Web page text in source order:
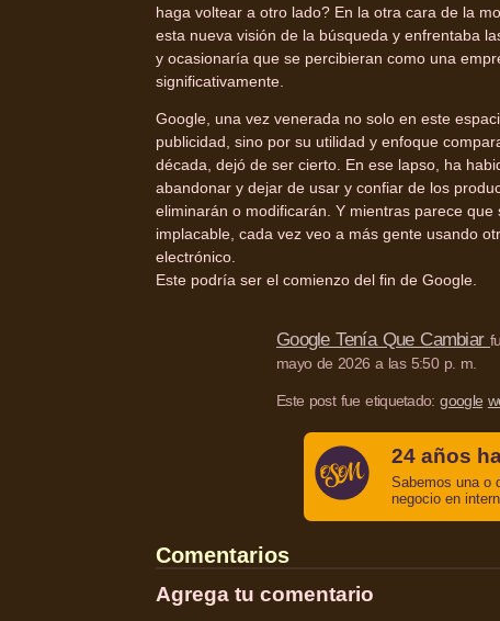
haga voltear a otro lado? En la otra cara de la
esta nueva visión de la búsqueda y enfrentaba
y ocasionaría que se percibieran como una
significativamente.
Google, una vez venerada no solo en este
publicidad, sino por su utilidad y enfoque
década, dejó de ser cierto. En ese lapso, ha
abandonar y dejar de usar y confiar de los
eliminarán o modificarán. Y mientras parece
implacable, cada vez veo a más gente usando
electrónico.
Este podría ser el comienzo del fin de Google.
Google Tenía Que Cambiar
mayo de 2026 a las 5:50 p. m.
Este post fue etiquetado:google
24 años
Sabemos una o
negocio en
Comentarios
Agrega tu comentario